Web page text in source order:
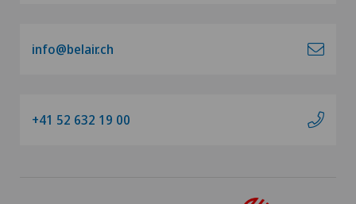
info@belair.ch
+41 52 632 19 00